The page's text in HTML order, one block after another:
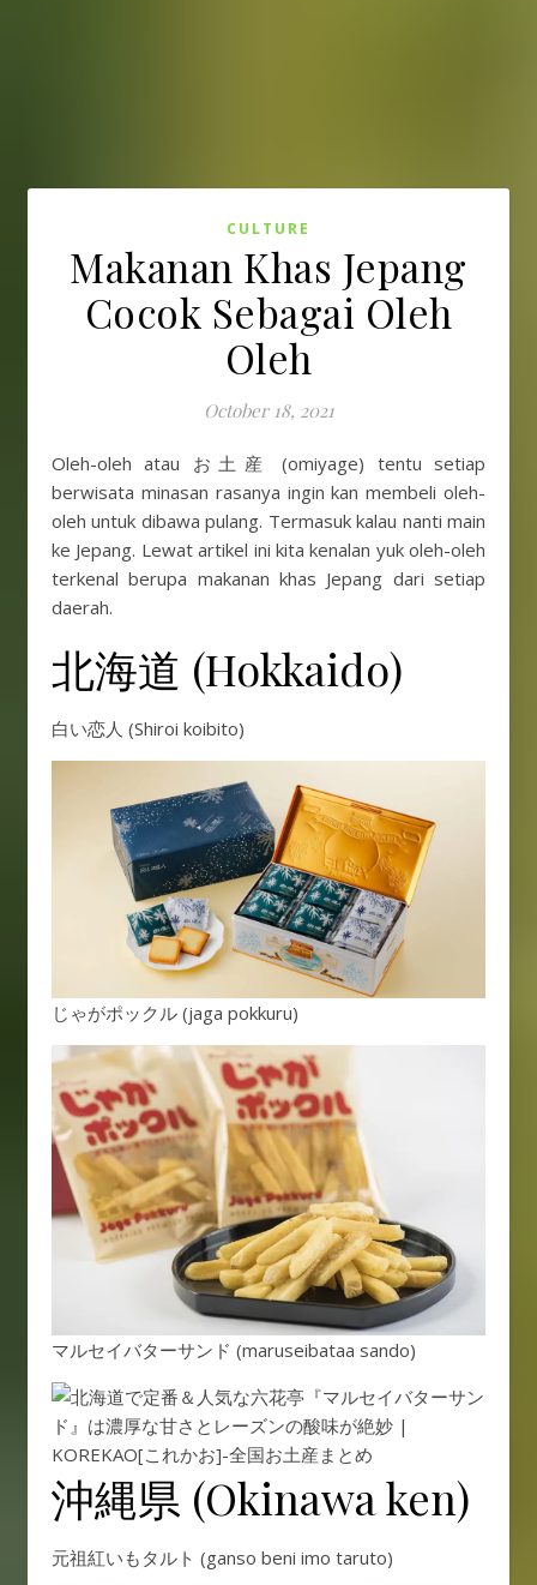
CULTURE
Makanan Khas Jepang
Cocok Sebagai Oleh
Oleh
October 18, 2021
Oleh-oleh atau お土産 (omiyage) tentu setiap
berwisata minasan rasanya ingin kan membeli oleh-
oleh untuk dibawa pulang. Termasuk kalau nanti main
ke Jepang. Lewat artikel ini kita kenalan yuk oleh-oleh
terkenal berupa makanan khas Jepang dari setiap
daerah.
北海道 (Hokkaido)
白い恋人 (Shiroi koibito)
じゃがポックル (jaga pokkuru)
マルセイバターサンド (maruseibataa sando)
沖縄県 (Okinawa ken)
元祖紅いもタルト (ganso beni imo taruto)